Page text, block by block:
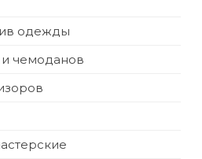
одежды
чемоданов